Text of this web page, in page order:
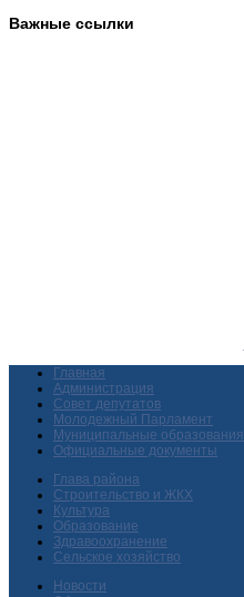
Важные ссылки
Главная
Администрация
Совет депутатов
Молодежный Парламент
Муниципальные образования
Официальные документы
Глава района
Строительство и ЖКХ
Культура
Образование
Здравоохранение
Сельское хозяйство
Новости